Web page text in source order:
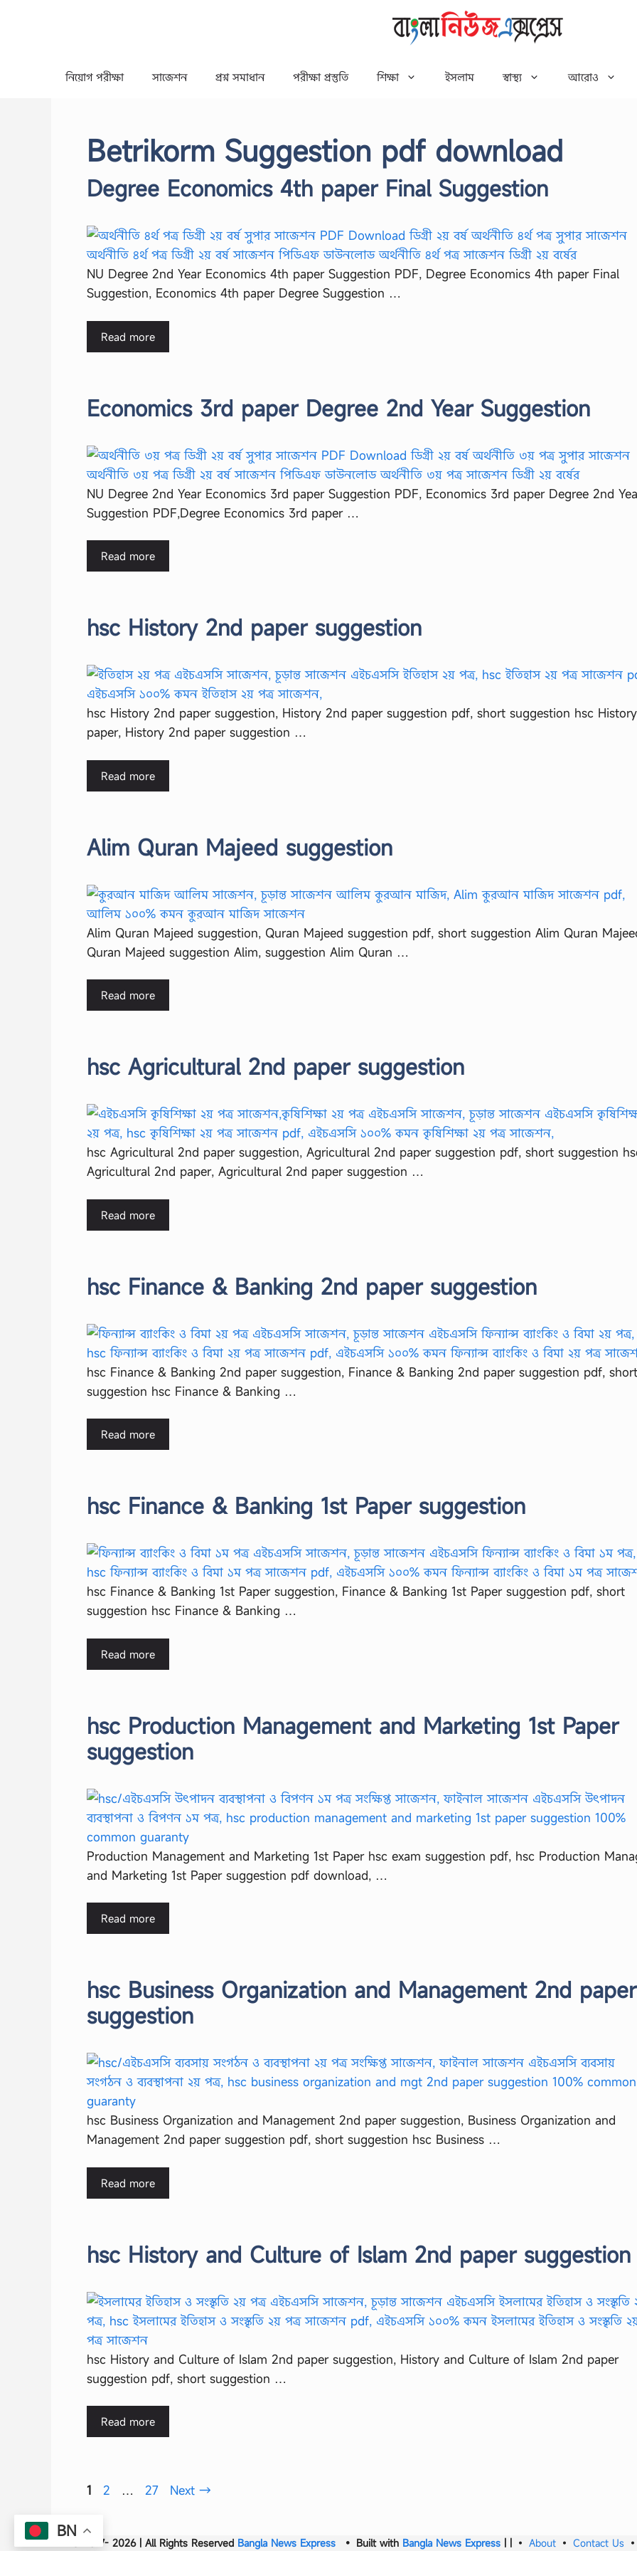
নিয়োগ পরীক্ষা সাজেশন প্রশ্ন সমাধান পরীক্ষা প্রস্তুতি শিক্ষা ইসলাম স্বাস্থ্য আরোও
Betrikorm Suggestion pdf download
Degree Economics 4th paper Final Suggestion
NU Degree 2nd Year Economics 4th paper Suggestion PDF, Degree Economics 4th paper Final
Suggestion, Economics 4th paper Degree Suggestion …
Read more
Economics 3rd paper Degree 2nd Year Suggestion
NU Degree 2nd Year Economics 3rd paper Suggestion PDF, Economics 3rd paper Degree 2nd
Suggestion PDF,Degree Economics 3rd paper …
Read more
hsc History 2nd paper suggestion
hsc History 2nd paper suggestion, History 2nd paper suggestion pdf, short suggestion hsc
paper, History 2nd paper suggestion …
Read more
Alim Quran Majeed suggestion
Alim Quran Majeed suggestion, Quran Majeed suggestion pdf, short suggestion Alim Quran
Quran Majeed suggestion Alim, suggestion Alim Quran …
Read more
hsc Agricultural 2nd paper suggestion
hsc Agricultural 2nd paper suggestion, Agricultural 2nd paper suggestion pdf, short suggestion
Agricultural 2nd paper, Agricultural 2nd paper suggestion …
Read more
hsc Finance & Banking 2nd paper suggestion
hsc Finance & Banking 2nd paper suggestion, Finance & Banking 2nd paper suggestion pdf, short
suggestion hsc Finance & Banking …
Read more
hsc Finance & Banking 1st Paper suggestion
hsc Finance & Banking 1st Paper suggestion, Finance & Banking 1st Paper suggestion pdf, short
suggestion hsc Finance & Banking …
Read more
hsc Production Management and Marketing 1st Paper
suggestion
Production Management and Marketing 1st Paper hsc exam suggestion pdf, hsc Production
and Marketing 1st Paper suggestion pdf download, …
Read more
hsc Business Organization and Management 2nd paper
suggestion
hsc Business Organization and Management 2nd paper suggestion, Business Organization and
Management 2nd paper suggestion pdf, short suggestion hsc Business …
Read more
hsc History and Culture of Islam 2nd paper suggestion
hsc History and Culture of Islam 2nd paper suggestion, History and Culture of Islam 2nd paper
suggestion pdf, short suggestion …
Read more
Page
1 Page
2 … Page
27 Next →
© 2017- 2026 | All Rights Reserved Bangla News Express• Built with Bangla News Express | |• About• Contact Us •
BN